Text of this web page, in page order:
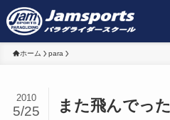
ホーム para
また飛んでった
2010
5/25